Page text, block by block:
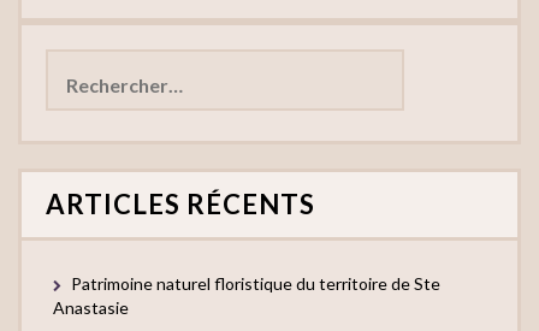
ARTICLES RÉCENTS
Patrimoine naturel floristique du territoire de Ste
Anastasie